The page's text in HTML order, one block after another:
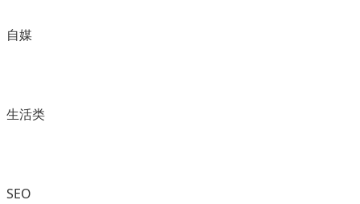
自媒
生活类
SEO